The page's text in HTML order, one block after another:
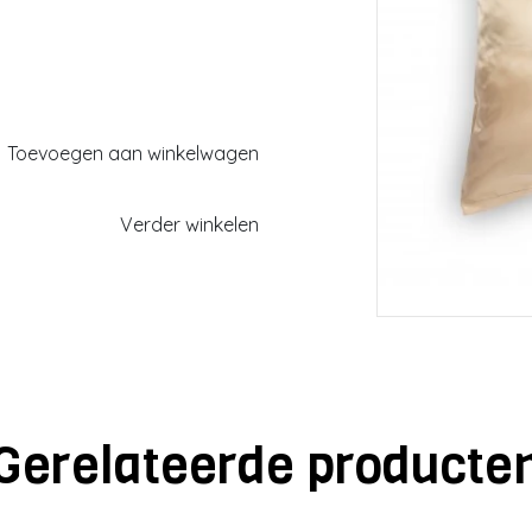
Toevoegen aan winkelwagen
Verder winkelen